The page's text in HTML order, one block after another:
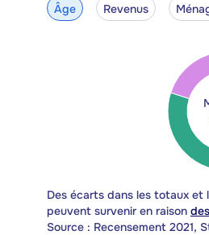
Âge Revenus
Des écarts dans les totaux et
peuvent survenir en raison
Source : Recensement 2021,